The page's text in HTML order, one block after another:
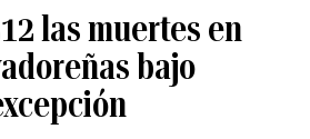
las muertes en
bajo